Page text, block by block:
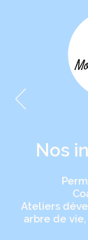
Nos
Ateliers
arbre de